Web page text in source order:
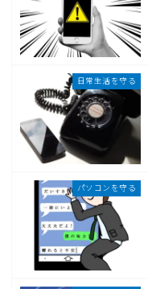
日常生活を守る
パソコンを守る